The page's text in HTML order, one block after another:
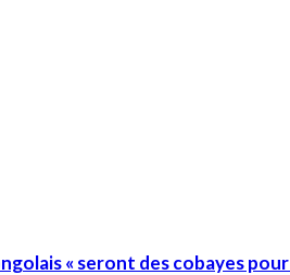
« seront des cobayes pour